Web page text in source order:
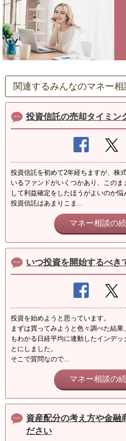
関連するみんなのマネー相
投資信託の売却タイミン
投資信託を初めて2年経ちますが、株
いるファンドがいくつかあり、この
して利益確定をしたほうがよいのか悩
投資信託はあまりこま...
マネー相談の
いつ投資を開始するべき
投資を始めようと思っています。
まずは買ってみようと色々調べた結
もわかる日経平均に連動したインデ
とにしました。
そこで質問なので...
マネー相談の
資産配分の考え方や金融
ださい